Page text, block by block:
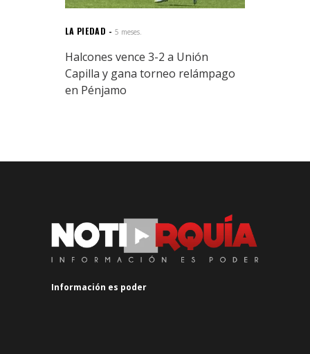
LA PIEDAD 5 meses.
Halcones vence 3-2 a Unión
Capilla y gana torneo relámpago
en Pénjamo
Información es poder